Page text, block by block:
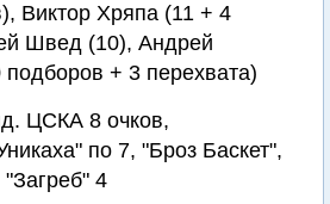
Виктор Хряпа (11 + 4
Швед (10), Андрей
+ 3 перехвата)
ЦСКА 8 очков,
по 7, "Броз Баскет",
4